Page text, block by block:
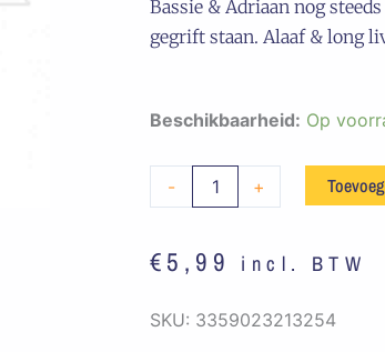
Bassie & Adriaan nog
gegrift staan. Alaaf & long
Beschikbaarheid: Op
-
Embleem
aantal
+
€5,99 incl. BTW
SKU: 3359023213254